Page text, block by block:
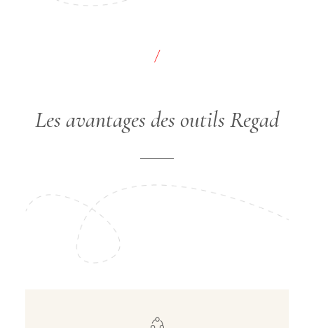
/
Les avantages des outils Regad